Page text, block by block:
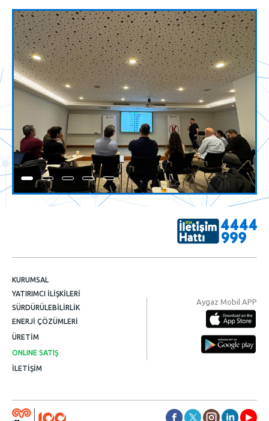
KURUMSAL
YATIRIMCI İLİŞKİLERİ
SÜRDÜRÜLEBİLİRLİK
ENERJİ ÇÖZÜMLERİ
ÜRETİM
ONLINE SATIŞ
İLETİŞİM
Aygaz Mobil APP